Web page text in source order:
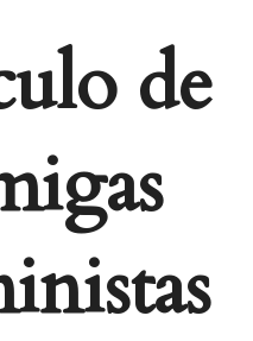
de